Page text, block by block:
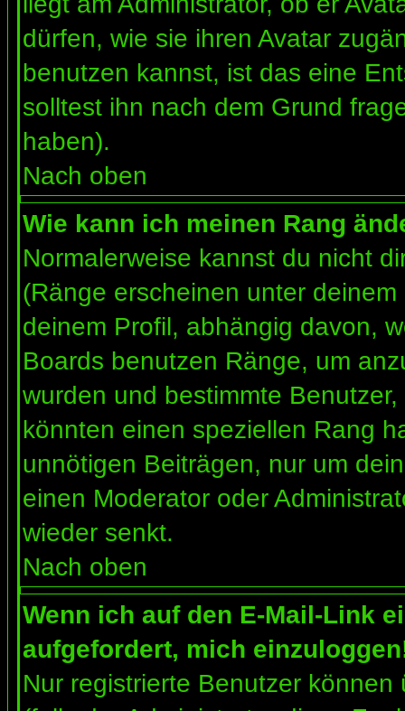
dürfen, wie sie ihren Avatar
benutzen kannst, ist das eine
solltest ihn nach dem Grund
haben).
Nach oben
Wie kann ich meinen Rang
Normalerweise kannst du nicht
(Ränge erscheinen unter
deinem Profil, abhängig davon,
Boards benutzen Ränge, um
wurden und bestimmte
könnten einen speziellen Rang
unnötigen Beiträgen, nur um
einen Moderator oder
wieder senkt.
Nach oben
Wenn ich auf den E-Mail-Link
aufgefordert, mich
Nur registrierte Benutzer